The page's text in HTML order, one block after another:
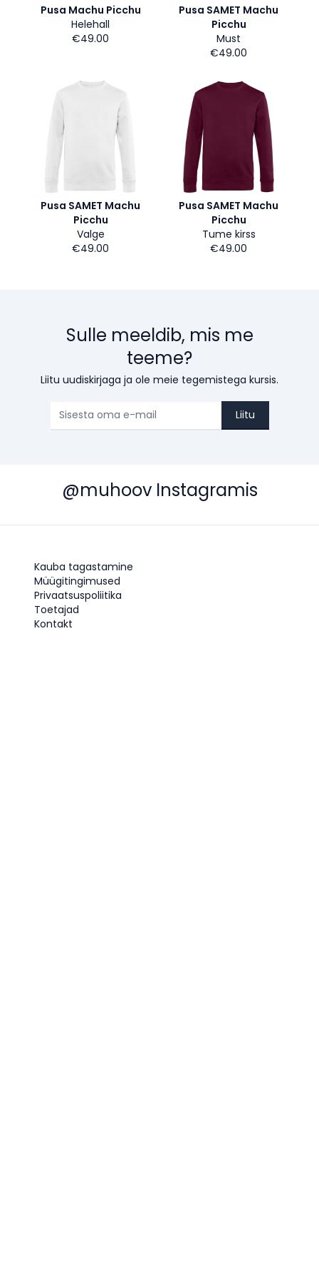
Pusa Machu Picchu
Helehall
€49.00
Pusa SAMET Machu
Picchu
Must
€49.00
Pusa SAMET Machu
Picchu
Valge
€49.00
Pusa SAMET Machu
Picchu
Tume kirss
€49.00
Sulle meeldib, mis me
teeme?
Liitu uudiskirjaga ja ole meie tegemistega kursis.
Liitu
@muhoov Instagramis
Kauba tagastamine
Müügitingimused
Privaatsuspoliitika
Toetajad
Kontakt